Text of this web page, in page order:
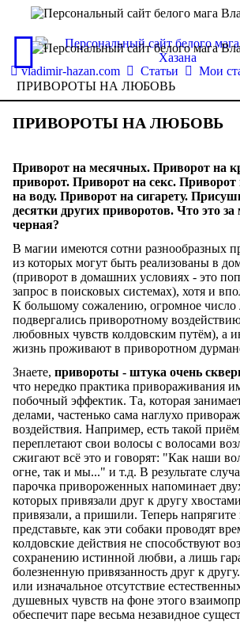
vladimir-hazan.com Статьи
Мои
ПРИВОРОТЫ НА ЛЮБОВЬ
ПРИВОРОТЫ НА ЛЮБОВЬ
Приворот на месячных. Приворот на
приворот. Приворот на секс. Приворот
на воду. Приворот на сигарету.
десятки других приворотов. Что это
черная?
В магии имеются сотни разнообразных
из которых могут быть реализованы в
(приворот в домашних условиях - это
запрос в поисковых системах), хотя и
К большому сожалению, огромное число
подвергались приворотному
любовных чувств колдовским путём), а
жизнь проживают в приворотном
Знаете, привороты - штука очень
что нередко практика привораживания
побочный эффектик. Та, которая
делами, частенько сама наглухо
воздействия. Например, есть такой
переплетают свои волосы с волосами
сжигают всё это и говорят: "Как наши
огне, так и мы..." и т.д. В результате
парочка привороженных напоминает
которых привязали друг к другу
привязали, а пришили. Теперь
представьте, как эти собаки проводят
колдовские действия не способствуют
сохранению истинной любви, а лишь
болезненную привязанность друг к
или изначальное отсутствие
душевных чувств на фоне этого
обеспечит паре весьма незавидное